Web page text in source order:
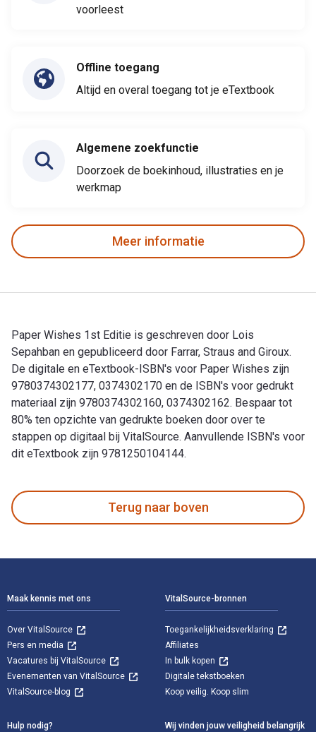
voorleest
Offline toegang
Altijd en overal toegang tot je eTextbook
Algemene zoekfunctie
Doorzoek de boekinhoud, illustraties en je
werkmap
Meer informatie
Paper Wishes 1st Editie is geschreven door Lois
Sepahban en gepubliceerd door Farrar, Straus and Giroux.
De digitale en eTextbook-ISBN's voor Paper Wishes zijn
9780374302177, 0374302170 en de ISBN's voor gedrukt
materiaal zijn 9780374302160, 0374302162. Bespaar tot
80% ten opzichte van gedrukte boeken door over te
stappen op digitaal bij VitalSource. Aanvullende ISBN's voor
dit eTextbook zijn 9781250104144.
Terug naar boven
Maak kennis met ons
Over VitalSource
Pers en media
Vacatures bij VitalSource
Evenementen van VitalSource
VitalSource-blog
VitalSource-bronnen
Toegankelijkheidsverklaring
Affiliates
In bulk kopen
Digitale tekstboeken
Koop veilig. Koop slim
Hulp nodig? Wij vinden jouw veiligheid belangrijk